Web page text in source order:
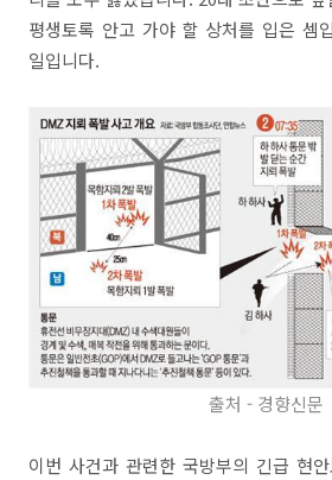
평생토록 안고 가야 할 상처를 입은 셈
일입니다.
출처 - 경향신문
이번 사건과 관련한 국방부의 긴급 현